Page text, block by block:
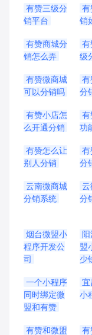
有赞三级分
销平台
有
销
有赞商城分
销怎么弄
有
级
有赞微商城
可以分销吗
有
分
有赞小店怎
么开通分销
有
功
有赞怎么让
别人分销
有
分
云南微商城
分销系统
云
分
烟台微盟小
程序开发公
司
盟
少
一个小程序
同时绑定微
盟和有赞
宜
小
有赞和微盟 有